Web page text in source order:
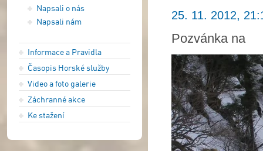
Napsali o nás
Napsali nám
Informace a Pravidla
Časopis Horské služby
Video a foto galerie
Záchranné akce
Ke stažení
25. 11. 2012,
Pozvánka na